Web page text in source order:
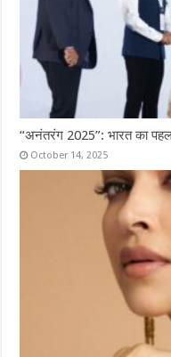
“अनंतरंग 2025”: भारत का
October 14, 2025